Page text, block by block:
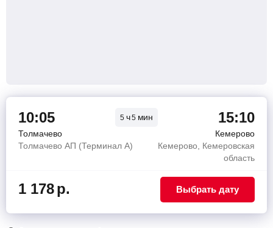
10:05 5 ч5 мин 15:10
Толмачево
Кемерово
Толмачево АП (Терминал A)
Кемерово, Кемеровская
область
1 178р. Выбрать дату